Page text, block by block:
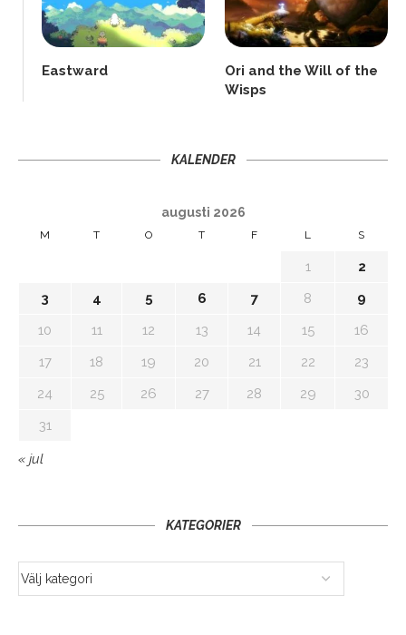
Eastward
Ori and the Will of the
Wisps
KALENDER
augusti 2026
M T O T F L S
1
2
3
4 5 6 7 8
9
10
11 12 13 14 15
16
17
18 19 20 21 22
23
24
25 26 27 28 29
30
31
« jul
KATEGORIER